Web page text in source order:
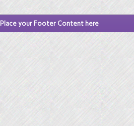
Place your Footer Content here